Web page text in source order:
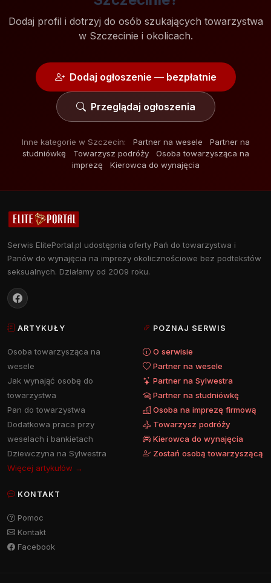
Dodaj profil i dotrzyj do osób szukających towarzystwa
w Szczecinie i okolicach.
Dodaj ogłoszenie — bezpłatnie
Przeglądaj ogłoszenia
Inne kategorie w Szczecin: Partner na wesele
Partner na
studniówkę
Towarzysz podróży
Osoba towarzysząca na
imprezę
Kierowca do wynajęcia
Serwis ElitePortal.pl udostępnia oferty Pań do towarzystwa i
Panów do wynajęcia na imprezy okolicznościowe bez podtekstów
seksualnych. Działamy od 2009 roku.
ARTYKUŁY
Osoba towarzysząca na
wesele
Jak wynająć osobę do
towarzystwa
Pan do towarzystwa
Dodatkowa praca przy
weselach i bankietach
Dziewczyna na Sylwestra
Więcej artykułów →
POZNAJ SERWIS
O serwisie
Partner na wesele
Partner na Sylwestra
Partner na studniówkę
Osoba na imprezę firmową
Towarzysz podróży
Kierowca do wynajęcia
Zostań osobą towarzyszącą
KONTAKT
Pomoc
Kontakt
Facebook